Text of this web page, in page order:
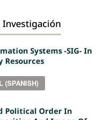
Investigación
Systems -SIG- In
Resources
(SPANISH)
Political Order In